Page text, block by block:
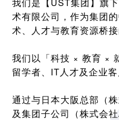
术有限公司，作为集团
术、人才与教育资源桥接
我们以「科技 × 教育 ×
留学者、IT人才及企业
通过与日本大阪总部（
及集团子公司（株式会